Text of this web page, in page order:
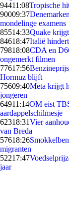
94411:08Tropische
90009:37
mondelinge examens
85514:33Quake
84618:47Italië
79818:08CDA en
ongemerkt filmen
77617:56
Hormuz blijft
75609:40Meta krijgt
jongeren
64911:14OM eist
aardappelschilmesje
62318:31Vier
van Breda
57618:26
migranten
52217:47
jaar